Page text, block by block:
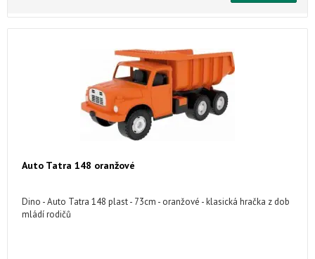
Auto Tatra 148 oranžové
Dino - Auto Tatra 148 plast - 73cm - oranžové - klasická hračka z dob
mládí rodičů